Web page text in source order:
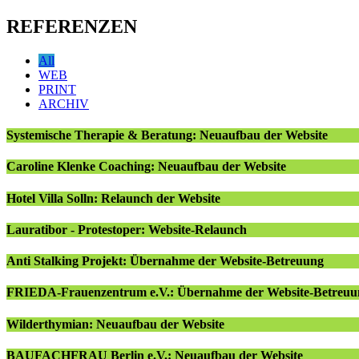
REFERENZEN
All
WEB
PRINT
ARCHIV
Systemische Therapie & Beratung: Neuaufbau der Website
Caroline Klenke Coaching: Neuaufbau der Website
Hotel Villa Solln: Relaunch der Website
Lauratibor - Protestoper: Website-Relaunch
Anti Stalking Projekt: Übernahme der Website-Betreuung
FRIEDA-Frauenzentrum e.V.: Übernahme der Website-
Wilderthymian: Neuaufbau der Website
BAUFACHFRAU Berlin e.V.: Neuaufbau der Website